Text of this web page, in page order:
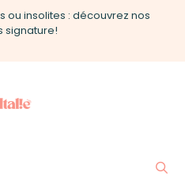
ou insolites : découvrez nos
signature!